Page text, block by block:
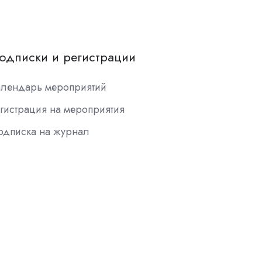
и регистрации
мероприятий
на мероприятия
на журнал